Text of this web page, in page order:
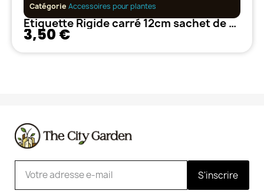
Catégorie Accessoires pour plantes
Etiquette Rigide carré 12cm sachet de 7 pièces
3,50 €
S'inscrire